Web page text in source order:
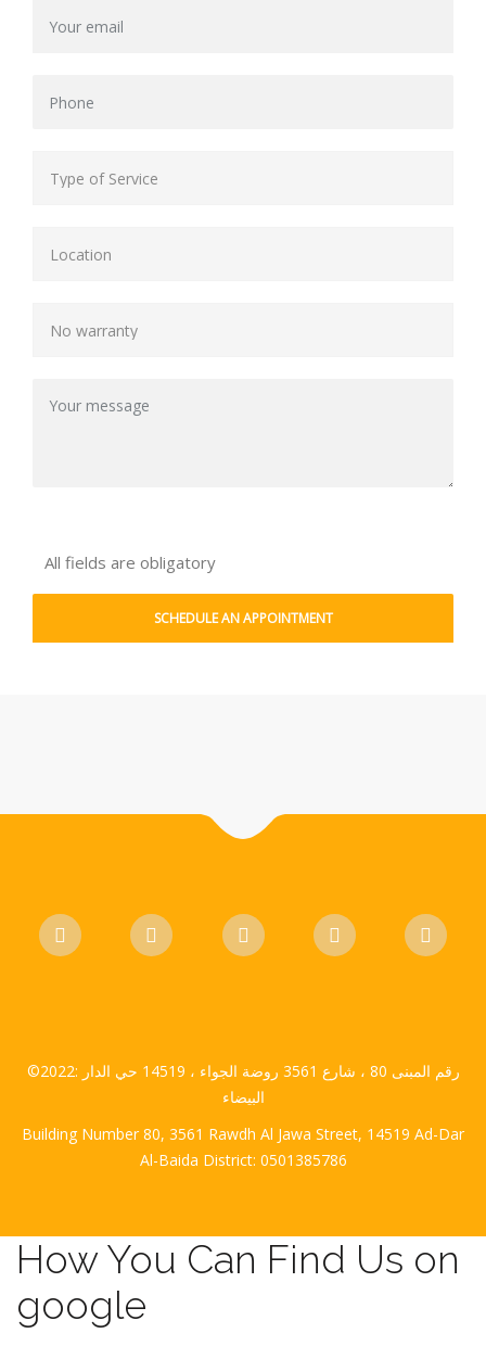
All fields are obligatory
©2022: رقم المبنى 80 ، شارع 3561 روضة الجواء ، 14519 حي الدار
البيضاء
Building Number 80, 3561 Rawdh Al Jawa Street, 14519 Ad-Dar
Al-Baida District: 0501385786
How You Can Find Us on
google